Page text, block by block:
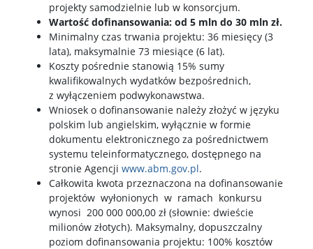
projekty samodzielnie lub w konsorcjum.
Wartość dofinansowania: od 5 mln do 30 mln zł.
Minimalny czas trwania projektu: 36 miesięcy (3
lata), maksymalnie 73 miesiące (6 lat).
Koszty pośrednie stanowią 15% sumy
kwalifikowalnych wydatków bezpośrednich,
z wyłączeniem podwykonawstwa.
Wniosek o dofinansowanie należy złożyć w języku
polskim lub angielskim, wyłącznie w formie
dokumentu elektronicznego za pośrednictwem
systemu teleinformatycznego, dostępnego na
stronie Agencji www.abm.gov.pl.
Całkowita kwota przeznaczona na dofinansowanie
projektów wyłonionych w ramach konkursu
wynosi 200 000 000,00 zł (słownie: dwieście
milionów złotych). Maksymalny, dopuszczalny
poziom dofinansowania projektu: 100% kosztów